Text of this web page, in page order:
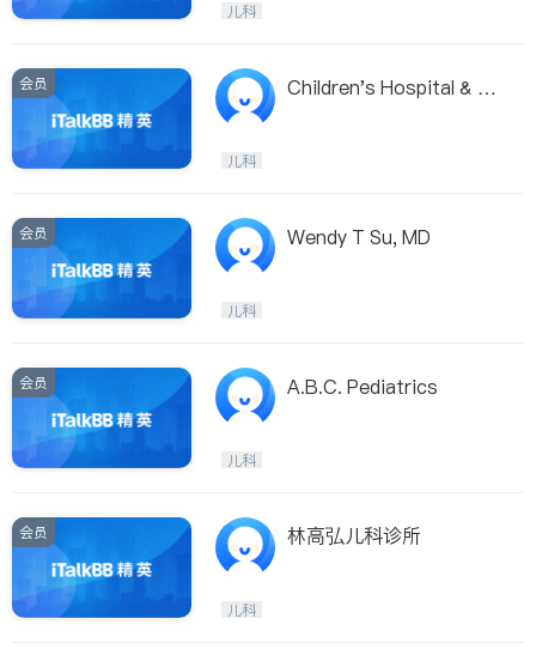
儿科
会员
Children's Hospital & Re
儿科
会员 Wendy T Su, MD
儿科
会员 A.B.C. Pediatrics
儿科
会员 林高弘儿科诊所
儿科